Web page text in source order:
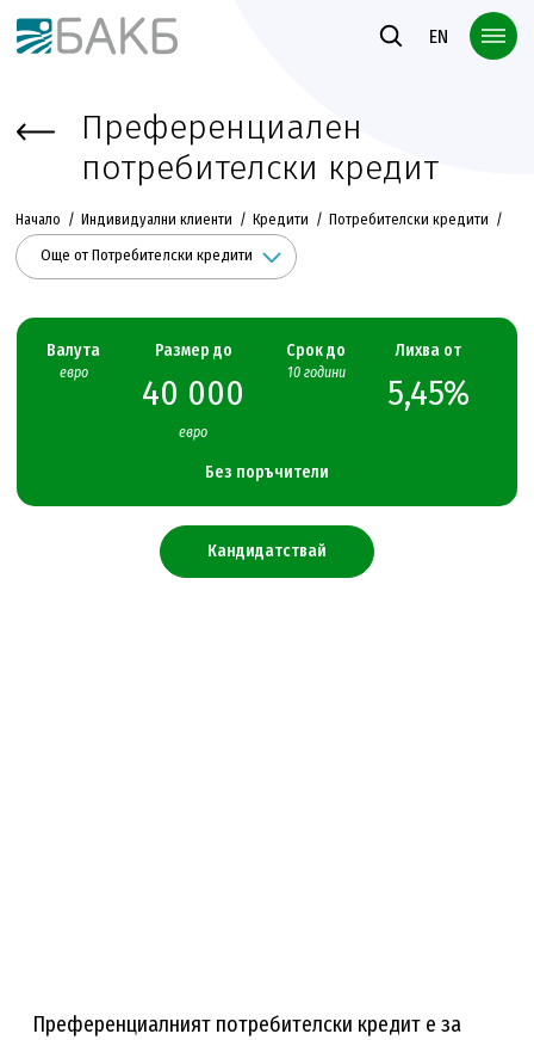
Към основното съдържание
EN
Преференциален
потребителски кредит
Начало Индивидуални клиенти Кредити Потребителски кредити
Още от Потребителски кредити
Валута
евро
Размер до
40 000
евро
Срок до
10 години
Лихва от
5,45%
Без поръчители
Кандидатствай
Преференциалният потребителски кредит е за